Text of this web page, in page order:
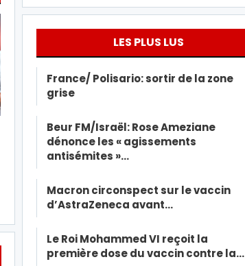
LES PLUS LUS
France/ Polisario: sortir de la zone
grise
Beur FM/Israël: Rose Ameziane
dénonce les « agissements
antisémites »…
Macron circonspect sur le vaccin
d’AstraZeneca avant…
Le Roi Mohammed VI reçoit la
première dose du vaccin contre la…